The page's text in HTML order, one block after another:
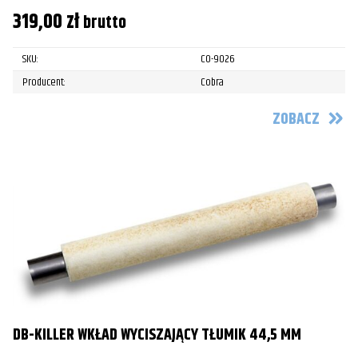
319,00złbrutto
SKU:
CO-9026
Producent:
Cobra
ZOBACZ
DB-KILLER WKŁAD WYCISZAJĄCY TŁUMIK 44,5 MM